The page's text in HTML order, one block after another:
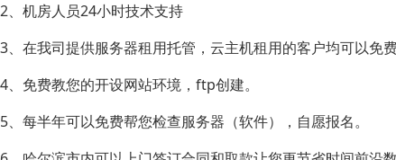
2、机房人员24小时技术支持
3、在我司提供服务器租用托管，云主机租用的客户均可以
4、免费教您的开设网站环境，ftp创建。
5、每半年可以免费帮您检查服务器（软件），自愿报名。